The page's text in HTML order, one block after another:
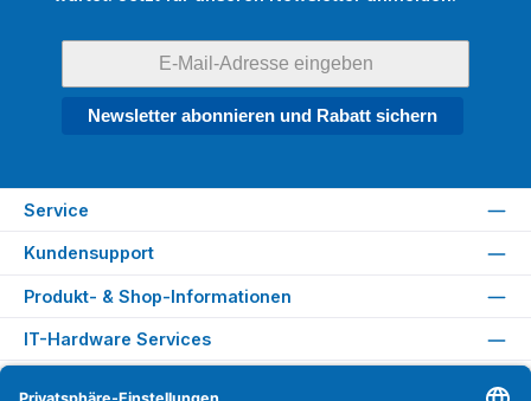
Newsletter abonnieren und Rabatt sichern
Service
Kundensupport
Produkt- & Shop-Informationen
IT-Hardware Services